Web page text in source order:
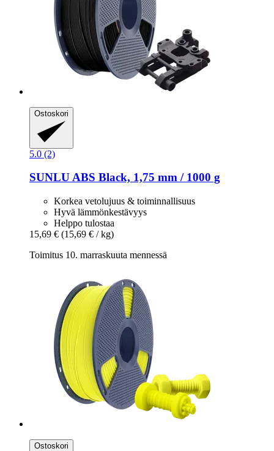
Ostoskori
5.0 (2)
SUNLUABS Black, 1,75 mm / 1000 g
Korkea vetolujuus & toiminnallisuus
Hyvä lämmönkestävyys
Helppo tulostaa
15,69 € (15,69 € / kg)
Toimitus 10. marraskuuta mennessä
Ostoskori